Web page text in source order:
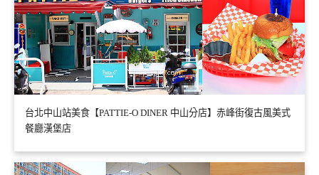
台北中山站美食【PATTIE-O DINER 中山分店】赤峰街復古風美式
餐廳漢堡店